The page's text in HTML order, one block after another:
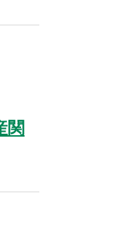
関